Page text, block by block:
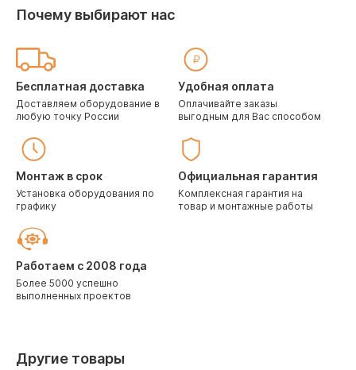
Почему выбирают нас
Бесплатная доставка
Доставляем оборудование в
любую точку России
Удобная оплата
Оплачивайте заказы
выгодным для Вас способом
Монтаж в срок
Установка оборудования по
графику
Официальная гарантия
Комплексная гарантия на
товар и монтажные работы
Работаем с 2008 года
Более 5000 успешно
выполненных проектов
Другие товары